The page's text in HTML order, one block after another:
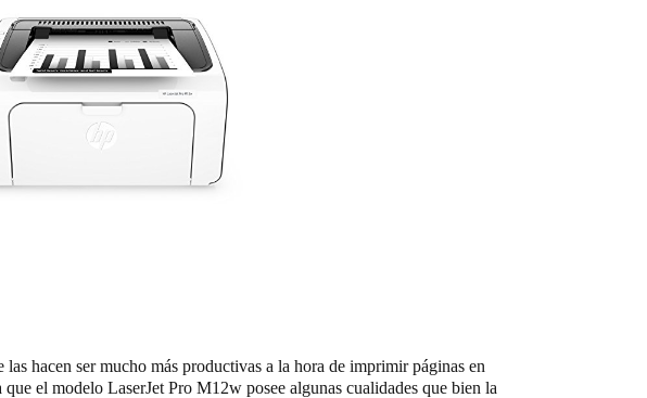
hacen ser mucho más productivas a la hora de imprimir páginas en
el modelo LaserJet Pro M12w posee algunas cualidades que bien la